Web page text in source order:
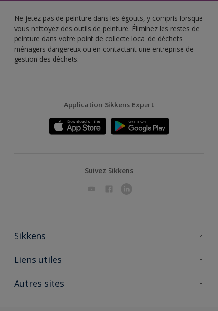
Ne jetez pas de peinture dans les égouts, y compris lorsque
vous nettoyez des outils de peinture. Éliminez les restes de
peinture dans votre point de collecte local de déchets
ménagers dangereux ou en contactant une entreprise de
gestion des déchets.
Application Sikkens Expert
Suivez Sikkens
Sikkens
A propos de Sikkens
Liens utiles
Ouvrir un magasin PASS
Autres sites